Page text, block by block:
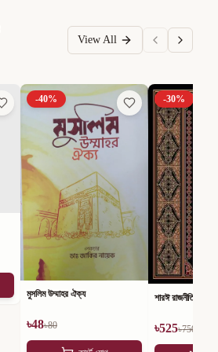
View All
-40%
মুসলিম উম্মাহর ঐক্য
৳48৳80
-30%
শারঈ রাজনীতি
৳525৳750